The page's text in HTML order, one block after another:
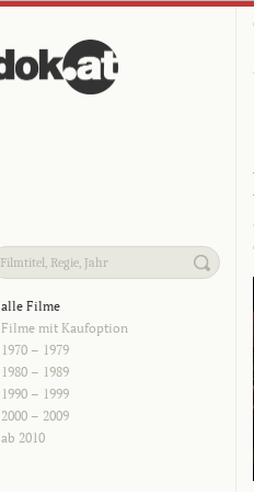
alle Filme
Filme mit Kaufoption
1970 – 1979
1980 – 1989
1990 – 1999
2000 – 2009
ab 2010